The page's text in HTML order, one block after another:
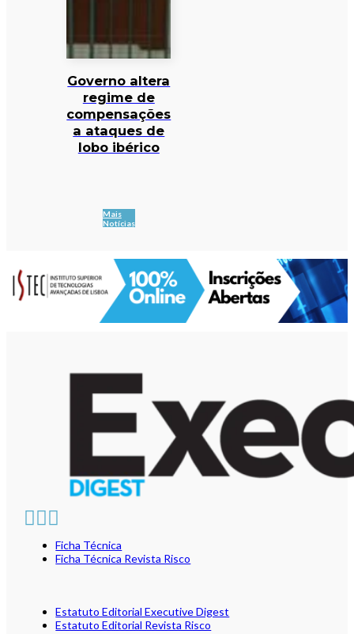
Governo altera
regime de
compensações
a ataques de
lobo ibérico
Mais
Notícias
Ficha Técnica
Ficha Técnica Revista Risco
Estatuto Editorial Executive Digest
Estatuto Editorial Revista Risco